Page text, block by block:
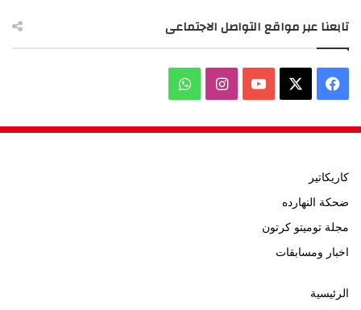
تابعنا عبر مواقع التواصل الاجتماعى
فيسبوك ‫YouTubeانستقرامواتساب
كاريكاتير
ضحكة النهارده
مجلة توميتو كرتون
اخبار ومسابقات
الرئيسية